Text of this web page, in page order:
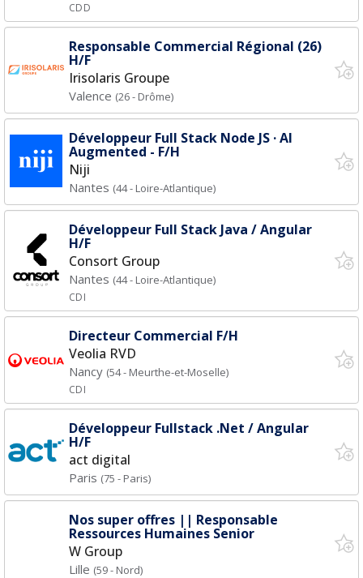
CDD
Responsable Commercial Régional (26)
H/F
Irisolaris Groupe
Valence (26 - Drôme)
Développeur Full Stack Node JS · AI
Augmented - F/H
Niji
Nantes (44 - Loire-Atlantique)
Développeur Full Stack Java / Angular
H/F
Consort Group
Nantes (44 - Loire-Atlantique)
CDI
Directeur Commercial F/H
Veolia RVD
Nancy (54 - Meurthe-et-Moselle)
CDI
Développeur Fullstack .Net / Angular
H/F
act digital
Paris (75 - Paris)
Nos super offres || Responsable
Ressources Humaines Senior
W Group
Lille (59 - Nord)